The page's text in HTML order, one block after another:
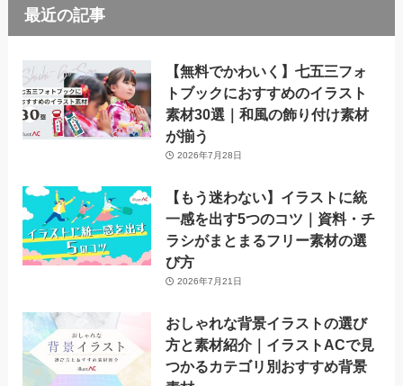
最近の記事
【無料でかわいく】七五三フォ
トブックにおすすめのイラスト
素材30選｜和風の飾り付け素材
が揃う
2026年7月28日
【もう迷わない】イラストに統
一感を出す5つのコツ｜資料・チ
ラシがまとまるフリー素材の選
び方
2026年7月21日
おしゃれな背景イラストの選び
方と素材紹介｜イラストACで見
つかるカテゴリ別おすすめ背景